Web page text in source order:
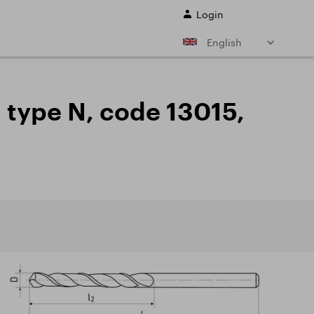
SERVICES
Login
English
N, code 13015,